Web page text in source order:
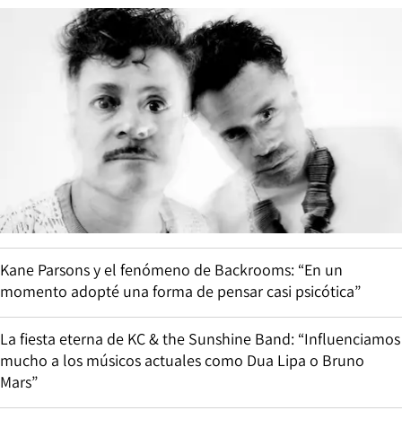
Kane Parsons y el fenómeno de Backrooms: “En un
momento adopté una forma de pensar casi psicótica”
La fiesta eterna de KC & the Sunshine Band: “Influenciamos
mucho a los músicos actuales como Dua Lipa o Bruno
Mars”